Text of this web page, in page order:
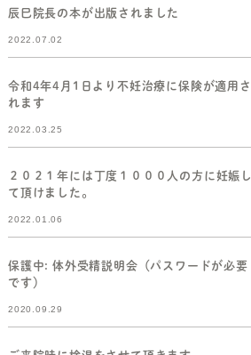
辰巳院長の本が出版されました
2022.07.02
令和4年4月1日より不妊治療に保険が適用さ
れます
2022.03.25
２０２１年には丁度１０００人の方に妊娠し
て頂けました。
2022.01.06
保護中: 体外受精説明会（パスワードが必要
です）
2020.09.29